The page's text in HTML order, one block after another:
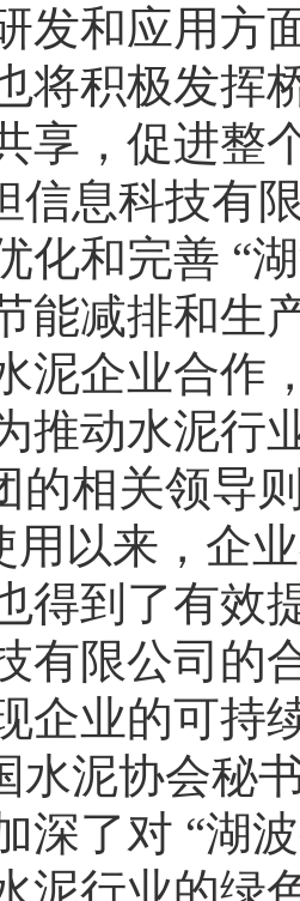
发和应用方
将积极发挥
享，促进整
信息科技有
化和完善 “
能减排和生
泥企业合作
推动水泥行
的相关领导
用以来，企
得到了有效
有限公司的
企业的可持
水泥协会秘
深了对 “湖
泥行业的绿